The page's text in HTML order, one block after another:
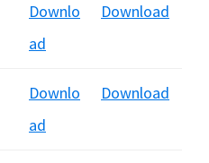
Downlo
ad
Download
Downlo
ad
Download